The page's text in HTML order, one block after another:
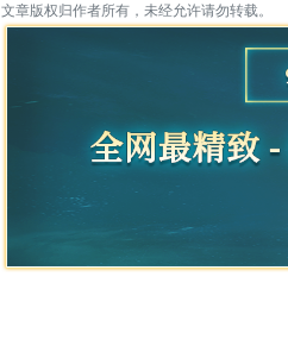
文章版权归作者所有，未经允许请勿转载。